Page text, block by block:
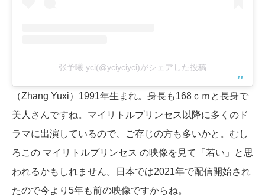
张予曦 yci(@yciyciyci)がシェアした投稿
（Zhang Yuxi）1991年生まれ。身長も168ｃｍと長身で
美人さんですね。マイリトルプリンセス以降に多くのド
ラマに出演しているので、ご存じの方も多いかと。むし
ろこの マイリトルプリンセス の映像を見て「若い」と思
われるかもしれません。日本では2021年で配信開始され
たので今より5年も前の映像ですからね。